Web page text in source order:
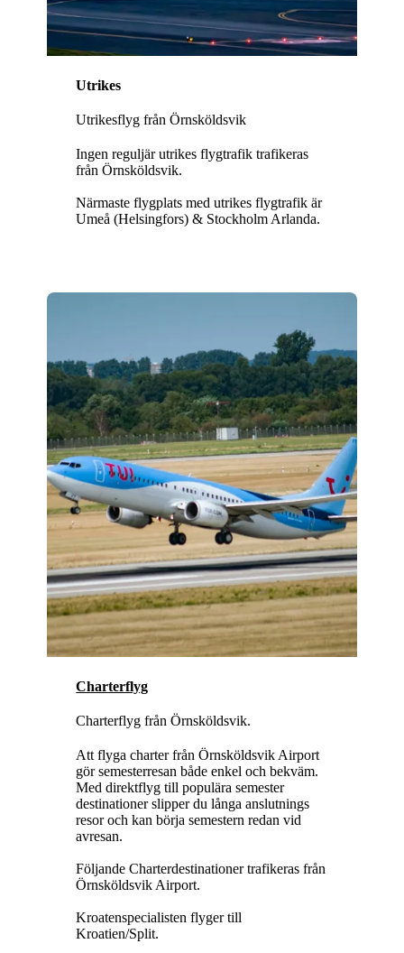
Utrikes
Utrikesflyg från Örnsköldsvik
Ingen reguljär utrikes flygtrafik trafikeras
från Örnsköldsvik.
Närmaste flygplats med utrikes flygtrafik är
Umeå (Helsingfors) & Stockholm Arlanda.
Charterflyg
Charterflyg från Örnsköldsvik.
Att flyga charter från Örnsköldsvik Airport
gör semesterresan både enkel och bekväm.
Med direktflyg till populära semester
destinationer slipper du långa anslutnings
resor och kan börja semestern redan vid
avresan.
Följande Charterdestinationer trafikeras från
Örnsköldsvik Airport.
Kroatenspecialisten flyger till
Kroatien/Split.